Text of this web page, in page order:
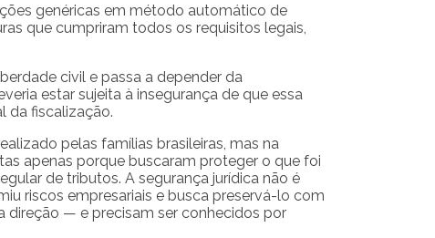
genéricas em método automático de
que cumpriram todos os requisitos legais,
civil e passa a depender da
estar sujeita à insegurança de que essa
da fiscalização.
pelas famílias brasileiras, mas na
apenas porque buscaram proteger o que foi
de tributos. A segurança jurídica não é
riscos empresariais e busca preservá-lo com
direção — e precisam ser conhecidos por